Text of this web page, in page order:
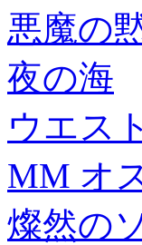
悪魔の
夜の海
ウエス
MM オ
燦然の